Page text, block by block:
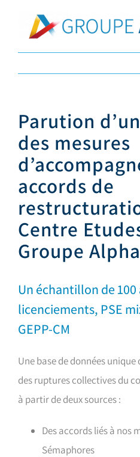
Parution
des mesures
accords de
Centre
Groupe Alpha
Un échantillon de 100
licenciements, PSE
GEPP-CM
Une base de données
des ruptures collectives du
à partir de deux sources :
Des accords liés à nos
Sémaphores